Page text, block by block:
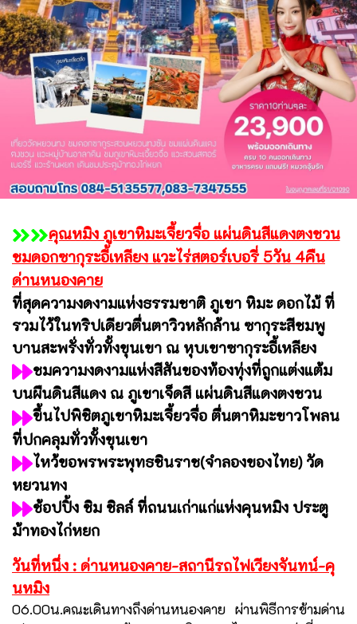
คุณหมิง ภูเขาหิมะเจี้ยวจื่อ แผ่นดินสีแดงตงชวน
ชมดอกซากุระอี้เหลียง แวะไร่สตอร์เบอรี่ 5วัน 4คืน
ด่านหนองคาย
ที่สุดความงดงามแห่งธรรมชาติ ภูเขา หิมะ ดอกไม้ ที่
รวมไว้ในทริปเดียวตื่นตาวิวหลักล้าน ซากุระสีชมพู
บานสะพรั่งทั่วทั้งขุนเขา ณ หุบเขาซากุระอี้เหลียง
ชมความงดงามแห่งสีสันของท้องทุ่งที่ถูกแต่งแต้ม
บนผืนดินสีแดง ณ ภูเขาเจ็ดสี แผ่นดินสีแดงตงชวน
ขึ้นไปพิชิตภูเขาหิมะเจี้ยวจื่อ ตื่นตาหิมะขาวโพลน
ที่ปกคลุมทั่วทั้งขุนเขา
ไหว้ขอพรพระพุทธชินราช(จำลองของไทย) วัด
หยวนทง
ช้อปปิ้ง ชิม ชิลล์ ที่ถนนเก่าแก่แห่งคุนหมิง ประตู
ม้าทองไก่หยก
วันที่หนึ่ง : ด่านหนองคาย-สถานีรถไฟเวียงจันทน์-คุ
นหมิง
06.00น.คณะเดินทางถึงด่านหนองคาย ผ่านพิธีการข้ามด่าน